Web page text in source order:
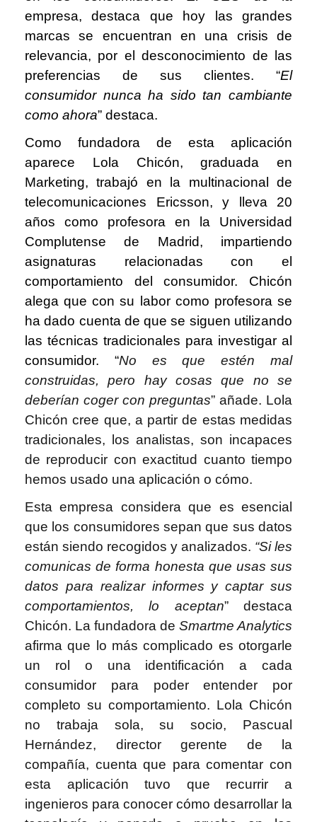
empresa, destaca que hoy las grandes
marcas se encuentran en una crisis de
relevancia, por el desconocimiento de las
preferencias de sus clientes. “El
consumidor nunca ha sido tan cambiante
como ahora” destaca.
Como fundadora de esta aplicación
aparece Lola Chicón, graduada en
Marketing, trabajó en la multinacional de
telecomunicaciones Ericsson, y lleva 20
años como profesora en la Universidad
Complutense de Madrid, impartiendo
asignaturas relacionadas con el
comportamiento del consumidor. Chicón
alega que con su labor como profesora se
ha dado cuenta de que se siguen utilizando
las técnicas tradicionales para investigar al
consumidor. “No es que estén mal
construidas, pero hay cosas que no se
deberían coger con preguntas” añade. Lola
Chicón cree que, a partir de estas medidas
tradicionales, los analistas, son incapaces
de reproducir con exactitud cuanto tiempo
hemos usado una aplicación o cómo.
Esta empresa considera que es esencial
que los consumidores sepan que sus datos
están siendo recogidos y analizados. “Si les
comunicas de forma honesta que usas sus
datos para realizar informes y captar sus
comportamientos, lo aceptan” destaca
Chicón. La fundadora de Smartme Analytics
afirma que lo más complicado es otorgarle
un rol o una identificación a cada
consumidor para poder entender por
completo su comportamiento. Lola Chicón
no trabaja sola, su socio, Pascual
Hernández, director gerente de la
compañía, cuenta que para comentar con
esta aplicación tuvo que recurrir a
ingenieros para conocer cómo desarrollar la